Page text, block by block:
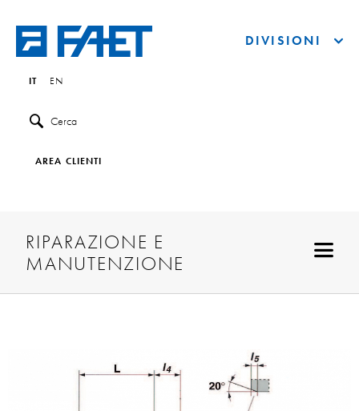
IT EN
Cerca
AREA CLIENTI
DIVISIONI
RIPARAZIONE E
MANUTENZIONE